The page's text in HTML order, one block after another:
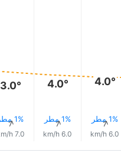
4.0°
1% مطر↑
6.0 km/h
4.0°
1% مطر↑
6.0 km/h
3.0°
1% مطر↑
7.0 km/h